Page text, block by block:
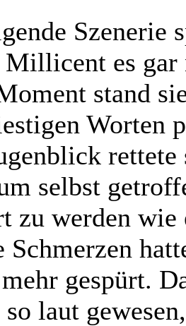
Szenerie
Millicent es
stand
Worten
selbst
zu werden
Schmerzen
gespürt.
laut